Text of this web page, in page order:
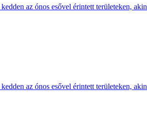
az ónos esővel érintett területeken,
az ónos esővel érintett területeken,